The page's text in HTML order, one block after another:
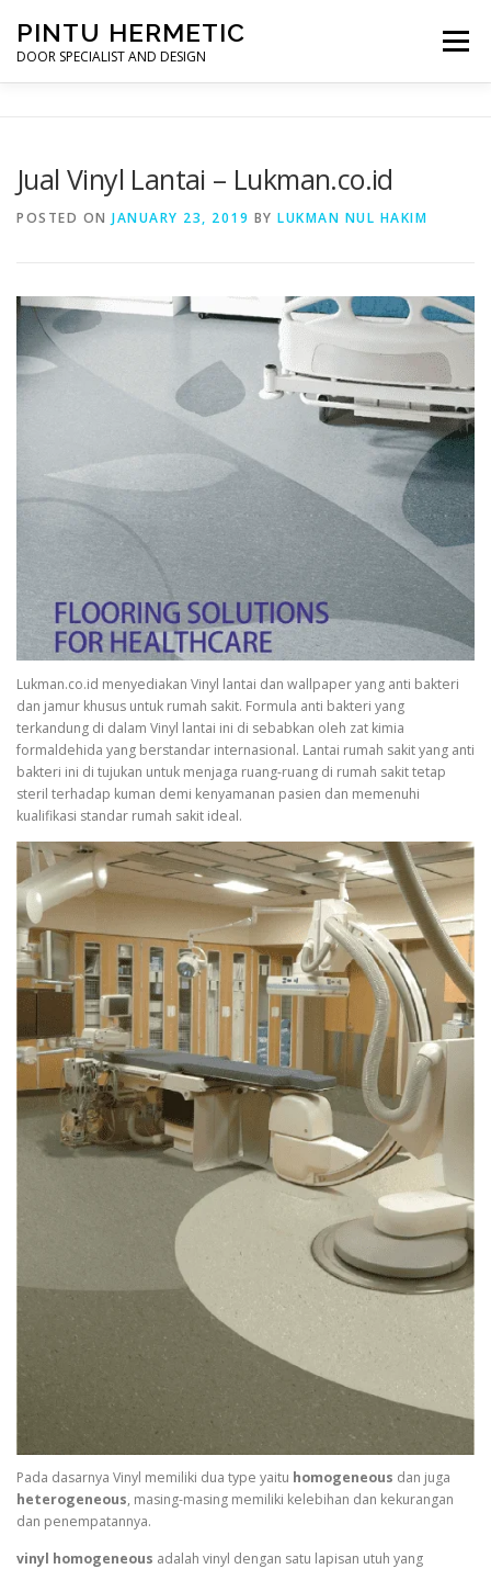
content
PINTU HERMETIC
DOOR SPECIALIST AND DESIGN
Menu
Jual Vinyl Lantai – Lukman.co.id
POSTED ON JANUARY 23, 2019 BY LUKMAN NUL HAKIM
Lukman.co.id menyediakan Vinyl lantai dan wallpaper yang anti bakteri
dan jamur khusus untuk rumah sakit. Formula anti bakteri yang
terkandung di dalam Vinyl lantai ini di sebabkan oleh zat kimia
formaldehida yang berstandar internasional. Lantai rumah sakit yang anti
bakteri ini di tujukan untuk menjaga ruang-ruang di rumah sakit tetap
steril terhadap kuman demi kenyamanan pasien dan memenuhi
kualifikasi standar rumah sakit ideal.
Pada dasarnya Vinyl memiliki dua type yaitu homogeneous dan juga
heterogeneous, masing-masing memiliki kelebihan dan kekurangan
dan penempatannya.
vinyl homogeneous adalah vinyl dengan satu lapisan utuh yang